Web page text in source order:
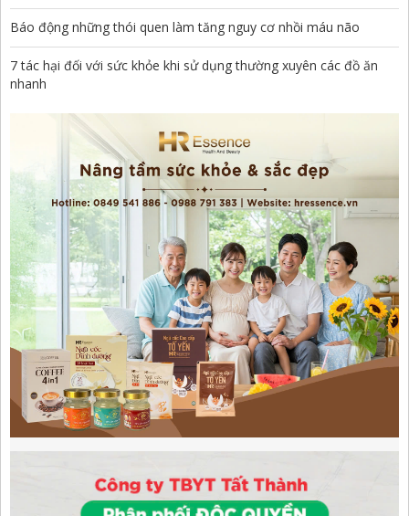
Báo động những thói quen làm tăng nguy cơ nhồi máu não
7 tác hại đối với sức khỏe khi sử dụng thường xuyên các đồ ăn
nhanh